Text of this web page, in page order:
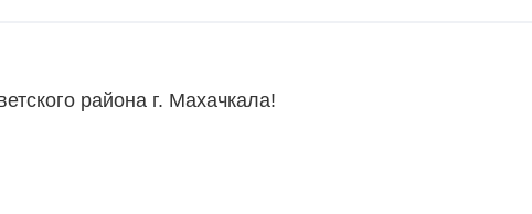
района г. Махачкала!